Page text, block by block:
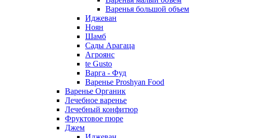
Варенья большой объем
Иджеван
Ноян
Шамб
Сады Арагаца
Агроянс
te Gusto
Варга - Фуд
Варенье Proshyan Food
Варенье Органик
Лечебное варенье
Лечебный конфитюр
Фруктовое пюре
Джем